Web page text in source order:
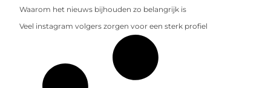
Waarom het nieuws bijhouden zo belangrijk is
Veel instagram volgers zorgen voor een sterk profiel